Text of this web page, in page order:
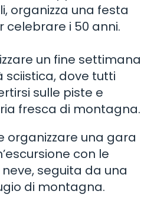
organizza una festa
celebrare i 50 anni.
un fine settimana
sciistica, dove tutti
sulle piste e
fresca di montagna.
organizzare una gara
con le
seguita da una
di montagna.